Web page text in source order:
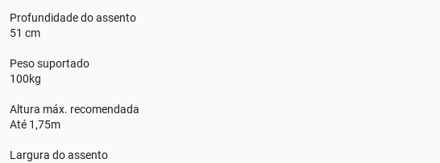
Profundidade do assento
51 cm
Peso suportado
100kg
Altura máx. recomendada
Até 1,75m
Largura do assento